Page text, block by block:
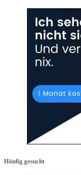
Häufig gesucht